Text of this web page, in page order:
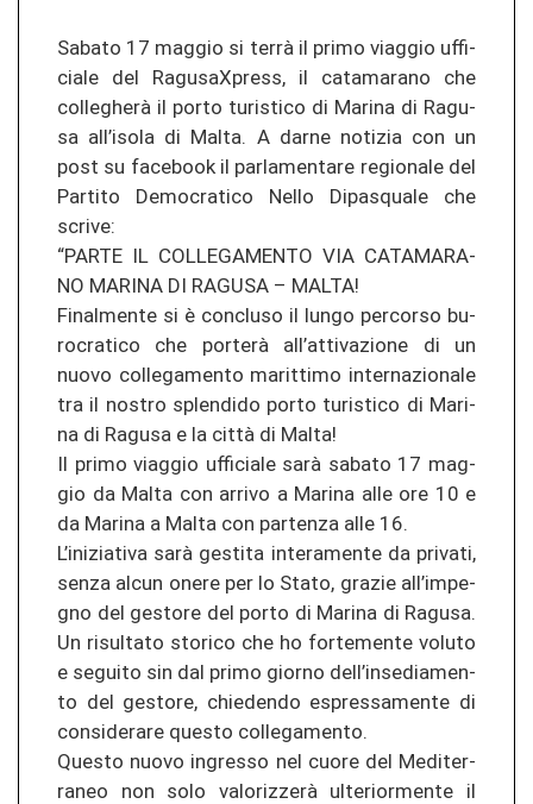
Sa­ba­to 17 mag­gio si terrà il primo viag­gio uf­fi­
cia­le del Ra­gu­s­aXpress, il ca­ta­ma­ra­no che
collegherà il porto tu­ris­ti­co di Ma­ri­na di Ra­gu­
sa all’isola di Malta. A darne no­ti­zia con un
post su facebook il par­la­men­ta­re re­gio­na­le del
Par­ti­to De­mo­cra­ti­co Nello Di­pas­qua­le che
scri­ve:
“PARTE IL COL­LE­GA­MEN­TO VIA CA­TA­MA­RA­
NO MA­RI­NA DI RA­GU­SA – MALTA!
Fi­nal­men­te si è con­clu­so il lungo per­cor­so bu­
ro­cra­ti­co che porterà all’at­ti­va­zio­ne di un
nuovo col­le­ga­men­to ma­rit­ti­mo in­ter­na­zio­na­le
tra il nos­tro splen­di­do porto tu­ris­ti­co di Ma­ri­
na di Ra­gu­sa e la città di Malta!
Il primo viag­gio uf­fi­cia­le sarà sa­ba­to 17 mag­
gio da Malta con ar­ri­vo a Ma­ri­na alle ore 10 e
da Ma­ri­na a Malta con par­ten­za alle 16.
L’in­izia­ti­va sarà ges­ti­ta in­te­ra­men­te da pri­va­ti,
senza alcun onere per lo Stato, gra­zie all’im­pe­
g­no del ges­to­re del porto di Ma­ri­na di Ra­gu­sa.
Un ri­sul­ta­to sto­ri­co che ho for­te­men­te vo­lu­to
e se­gui­to sin dal primo gior­no dell’in­se­dia­men­
to del ges­to­re, chie­den­do espres­sa­men­te di
con­si­de­ra­re ques­to col­le­ga­men­to.
Ques­to nuovo in­gres­so nel cuore del Me­di­ter­
ra­neo non solo valorizzerà ul­te­rior­men­te il